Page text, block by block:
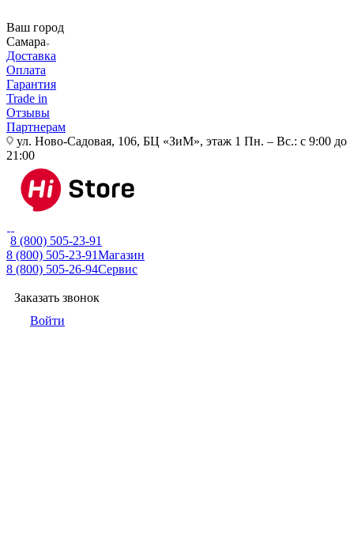
Ваш город
Самара
Доставка
Оплата
Гарантия
Trade in
Отзывы
Партнерам
ул. Ново-Садовая, 106, БЦ «ЗиМ», этаж 1 Пн. – Вс.: с 9:00 до
21:00
8 (800) 505-23-91
8 (800) 505-23-91Магазин
8 (800) 505-26-94Сервис
Заказать звонок
Войти